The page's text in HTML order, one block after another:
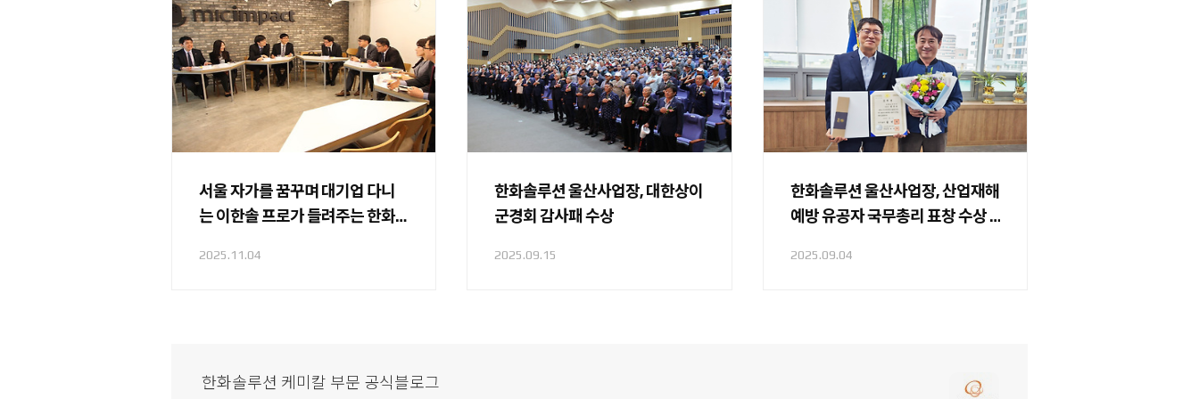
서울 자가를 꿈꾸며 대기업 다니
는 이한솔 프로가 들려주는 한화
2025.11.04
한화솔루션 울산사업장, 대한상이
군경회 감사패 수상
2025.09.15
한화솔루션 울산사업장, 산업재해
예방 유공자 국무총리 표창 수상 -
2025.09.04
한화솔루션 케미칼 부문 공식블로그